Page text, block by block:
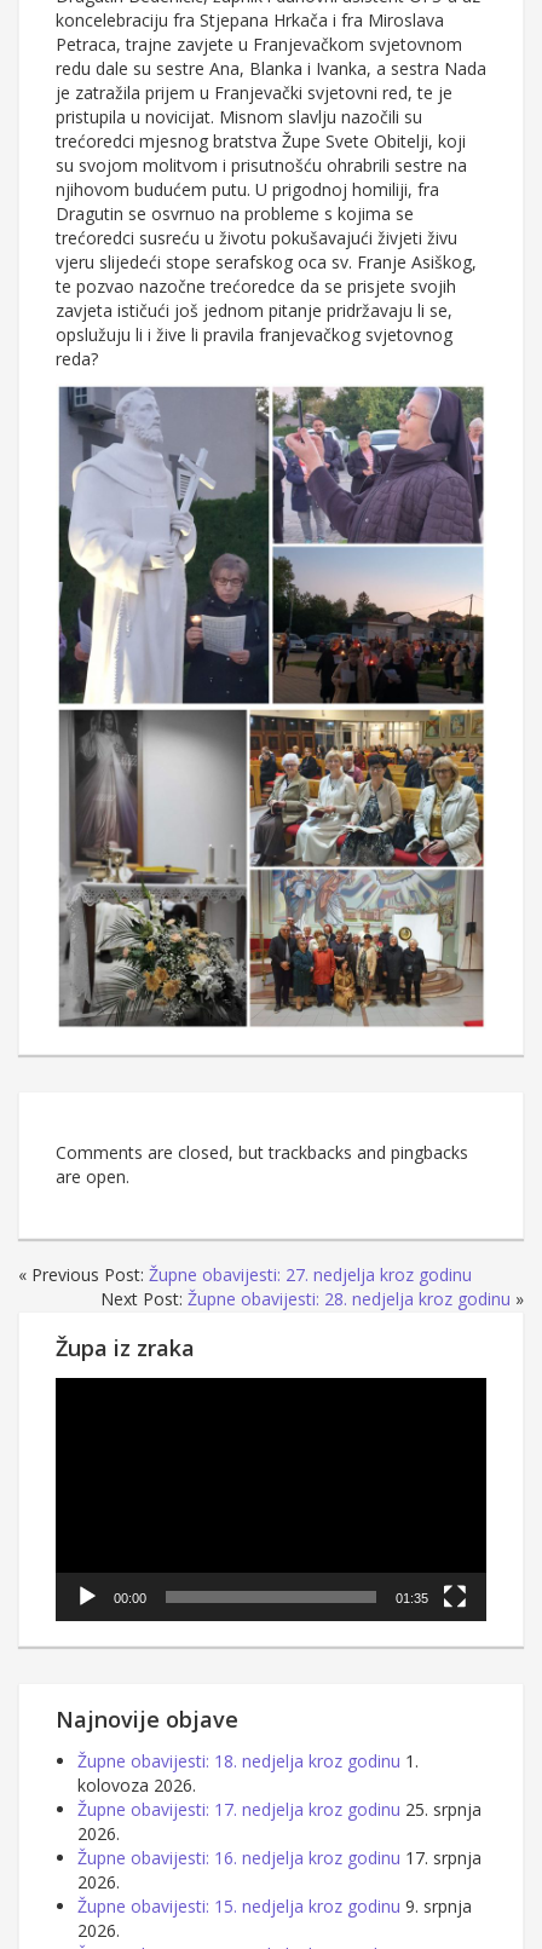
koncelebraciju fra Stjepana Hrkača i fra Miroslava
Petraca, trajne zavjete u Franjevačkom svjetovnom
redu dale su sestre Ana, Blanka i Ivanka, a sestra Nada
je zatražila prijem u Franjevački svjetovni red, te je
pristupila u novicijat. Misnom slavlju nazočili su
trećoredci mjesnog bratstva Župe Svete Obitelji, koji
su svojom molitvom i prisutnošću ohrabrili sestre na
njihovom budućem putu. U prigodnoj homiliji, fra
Dragutin se osvrnuo na probleme s kojima se
trećoredci susreću u životu pokušavajući živjeti živu
vjeru slijedeći stope serafskog oca sv. Franje Asiškog,
te pozvao nazočne trećoredce da se prisjete svojih
zavjeta ističući još jednom pitanje pridržavaju li se,
opslužuju li i žive li pravila franjevačkog svjetovnog
reda?
Comments are closed, but trackbacks and pingbacks
are open.
« Previous Post: Župne obavijesti: 27. nedjelja kroz godinu
Next Post: Župne obavijesti: 28. nedjelja kroz godinu »
Župa iz zraka
00:00 01:35
Najnovije objave
Župne obavijesti: 18. nedjelja kroz godinu 1.
kolovoza 2026.
Župne obavijesti: 17. nedjelja kroz godinu 25. srpnja
2026.
Župne obavijesti: 16. nedjelja kroz godinu 17. srpnja
2026.
Župne obavijesti: 15. nedjelja kroz godinu 9. srpnja
2026.